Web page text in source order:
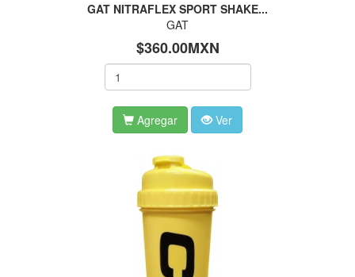
GAT NITRAFLEX SPORT SHAKE...
GAT
$360.00MXN
Agregar Ver